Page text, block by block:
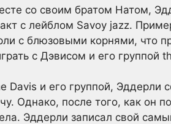
со своим братом Натом,
с лейблом Savoy jazz.
с блюзовыми корнями, что
с Дэвисом и его группой
Davis и его группой,
Однако, после того, как он
Эддерли записал свой